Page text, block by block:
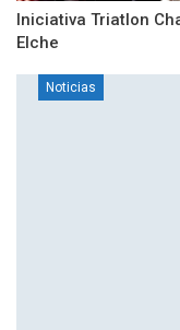
Iniciativa Triatlon
Elche
Noticias